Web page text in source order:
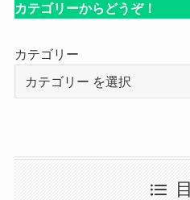
カテゴリーからどうぞ！
カテゴリー